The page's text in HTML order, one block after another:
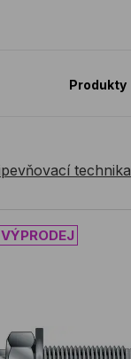
Produkty
technika